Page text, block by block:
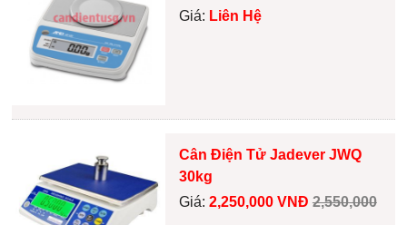
Giá: Liên Hệ
Cân Điện Tử Jadever JWQ
30kg
Giá: 2,250,000 VNĐ 2,550,000